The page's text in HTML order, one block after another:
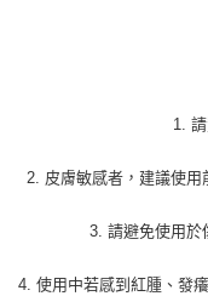
1.
2. 皮膚敏感者，建議使用
3. 請避免使用於
4. 使用中若感到紅腫、發